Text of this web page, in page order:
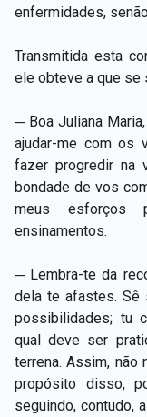
enfermidades,
Transmitida esta
ele obteve a que se
─ Boa Juliana
ajudar-me com os
fazer progredir na
bondade de vos
meus esforços
ensinamentos.
─ Lembra-te da
dela te afastes. Sê
possibilidades; tu
qual deve ser
terrena. Assim, não
propósito disso,
seguindo, contudo,